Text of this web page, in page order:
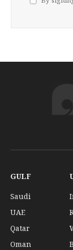
GULF
Saudi
UAE
Qatar
Oman